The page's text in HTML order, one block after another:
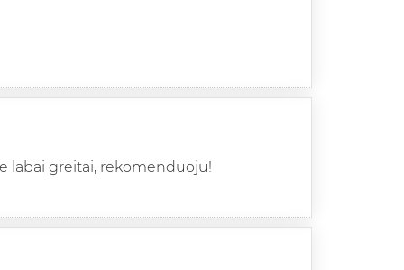
labai greitai, rekomenduoju!